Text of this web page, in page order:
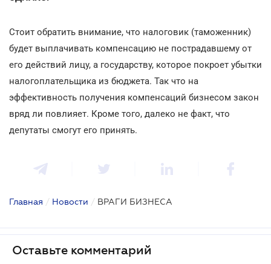
Стоит обратить внимание, что налоговик (таможенник)
будет выплачивать компенсацию не пострадавшему от
его действий лицу, а государству, которое покроет убытки
налогоплательщика из бюджета. Так что на
эффективность получения компенсаций бизнесом закон
вряд ли повлияет. Кроме того, далеко не факт, что
депутаты смогут его принять.
Главная / Новости / ВРАГИ БИЗНЕСА
Оставьте комментарий